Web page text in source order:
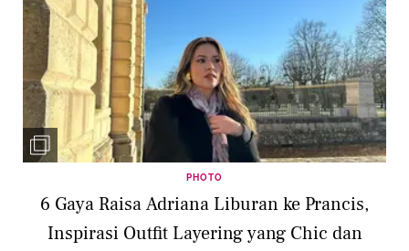
PHOTO
6 Gaya Raisa Adriana Liburan ke Prancis,
Inspirasi Outfit Layering yang Chic dan